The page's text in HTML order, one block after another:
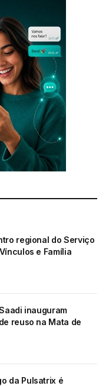
regional do Serviço
e Família
inauguram
reuso na Mata de
da Pulsatrix é